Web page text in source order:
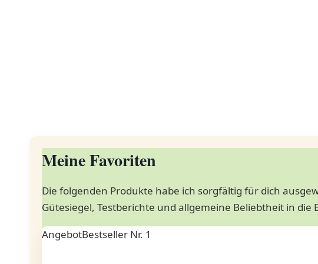
Meine Favoriten
Die folgenden Produkte habe ich sorgfältig für dich
Gütesiegel, Testberichte und allgemeine Beliebtheit in die
AngebotBestseller Nr. 1